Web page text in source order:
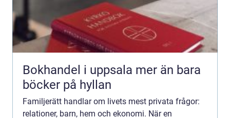
Bokhandel i uppsala mer än bara
böcker på hyllan
Familjerätt handlar om livets mest privata frågor:
relationer, barn, hem och ekonomi. När en